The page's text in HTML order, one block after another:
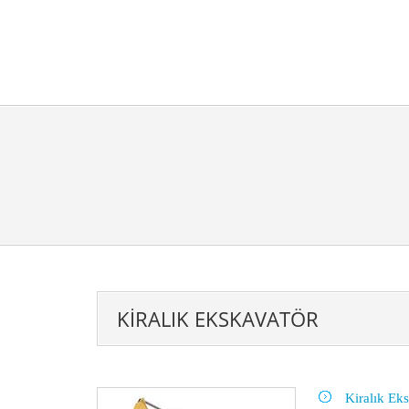
KIRALIK EKSKAVATÖR
Kiralık